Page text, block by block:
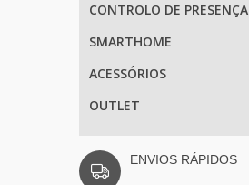
CONTROLO DE PRESENÇA
SMARTHOME
ACESSÓRIOS
OUTLET
ENVIOS RÁPIDOS